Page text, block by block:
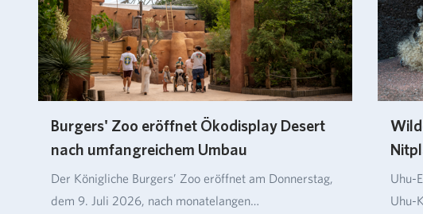
Burgers' Zoo eröffnet Ökodisplay Desert
nach umfangreichem Umbau
Der Königliche Burgers’ Zoo eröffnet am Donnerstag,
dem 9. Juli 2026, nach monatelangen
Uhu-
Uhu-